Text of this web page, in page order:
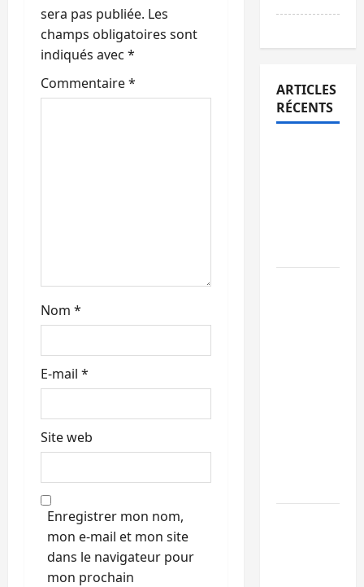
sera pas publiée. Les
champs obligatoires sont
indiqués avec *
Commentaire*
Nom *
E-mail *
Site web
Enregistrer mon nom,
mon e-mail et mon site
dans le navigateur pour
mon prochain
ARTICLES
RÉCENTS